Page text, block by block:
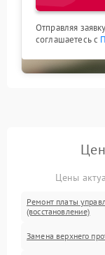
Отправляя
соглашаетесь с
Цены
Ремонт платы
(восстановление)
Замена верхнего